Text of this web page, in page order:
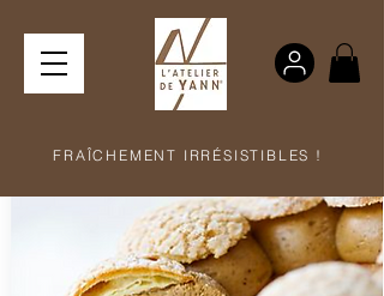
FRAÎCHEMENT IRRÉSISTIBLES !